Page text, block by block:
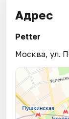
Адрес
Petter
Москва, ул.